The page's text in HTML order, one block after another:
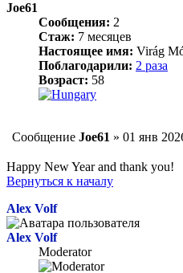
Joe61
Сообщения: 2
Стаж: 7 месяцев
Настоящее имя: Virág
Поблагодарили: 2 раза
Возраст: 58
Сообщение Joe61 » 01 янв
Happy New Year and thank you!
Вернуться к началу
Alex Volf
Alex Volf
Moderator